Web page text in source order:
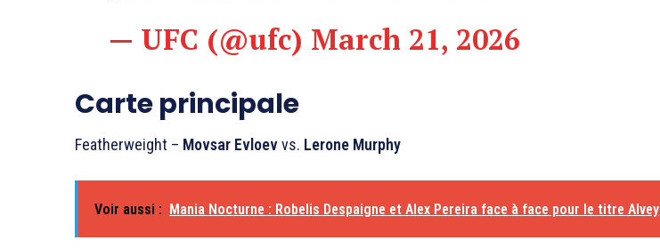
— UFC (@ufc) March 21, 2026
Carte principale
Featherweight – Movsar Evloevvs. Lerone Murphy
Voir aussi : Mania Nocturne : Robelis Despaigne et Alex Pereira face à face pour le titre Alvey